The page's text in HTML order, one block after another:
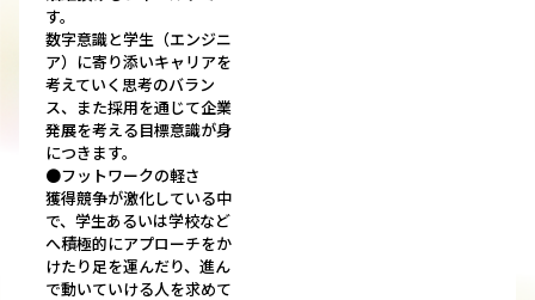
す。
数字意識と学生（エンジニ
ア）に寄り添いキャリアを
考えていく思考のバラン
ス、また採用を通じて企業
発展を考える目標意識が身
につきます。
●フットワークの軽さ
獲得競争が激化している中
で、学生あるいは学校など
へ積極的にアプローチをか
けたり足を運んだり、進ん
で動いていける人を求めて